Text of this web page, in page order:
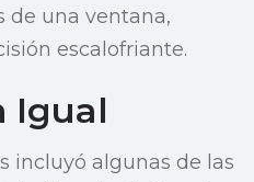
de una ventana,
escalofriante.
Igual
incluyó algunas de las